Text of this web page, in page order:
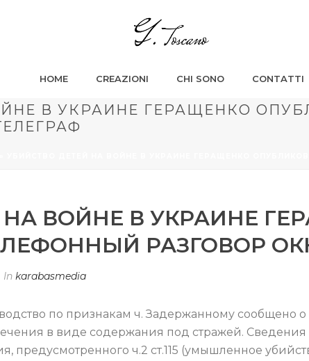
HOME CREAZIONI CHI SONO CONTATTI
В УКРАИНЕ ГЕРАЩЕНКО
ВОЙНЕ В УКРАИНЕ
РАЗГОВОР
In karabasmedia
по признакам ч. Задержанному сообщено
в виде содержания под стражей.
предусмотренного ч.2 ст.115 (умышленное